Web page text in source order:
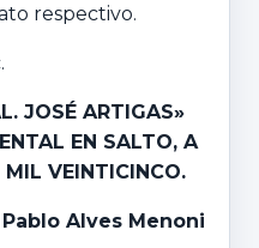
respectivo.
JOSÉ ARTIGAS»
EN SALTO, A
VEINTICINCO.
Pablo Alves Menoni